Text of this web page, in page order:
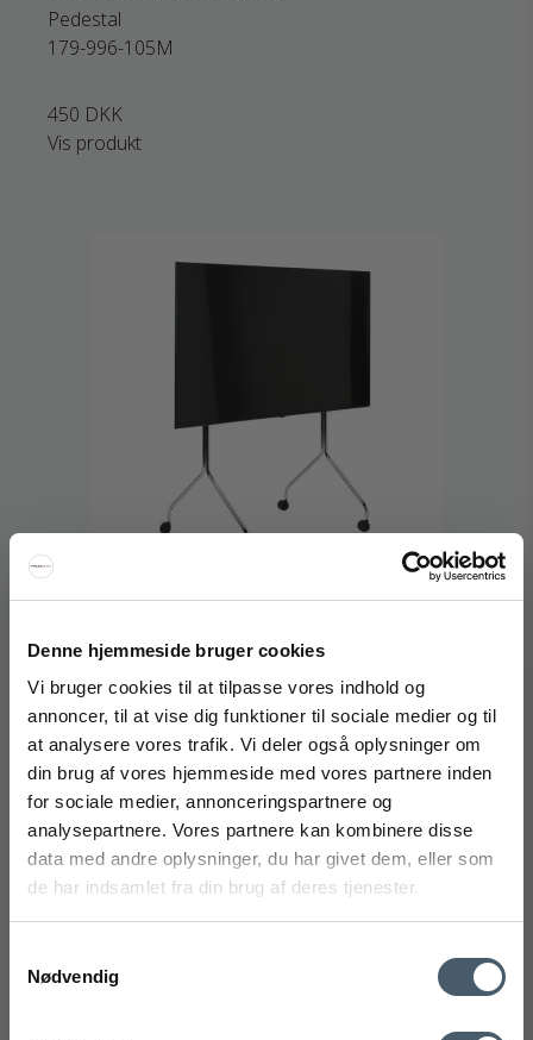
Denne hjemmeside bruger cookies
Vi bruger cookies til at tilpasse vores indhold og
annoncer, til at vise dig funktioner til sociale medier og til
at analysere vores trafik. Vi deler også oplysninger om
din brug af vores hjemmeside med vores partnere inden
for sociale medier, annonceringspartnere og
analysepartnere. Vores partnere kan kombinere disse
data med andre oplysninger, du har givet dem, eller som
de har indsamlet fra din brug af deres tjenester.
Nødvendig
Pedestal
179-996-105M
450 DKK
Vis produkt
Pedestal Moon Rollin' Tall TV-stander m. Hjul
Pedestal
179-010-023M
Fra2.700 DKK
Vis produkt
FÅ 20% RABAT
*Din rabat kan ikke bruges på i forvejen nedsatte varer eller på
produkter fra Rocket .